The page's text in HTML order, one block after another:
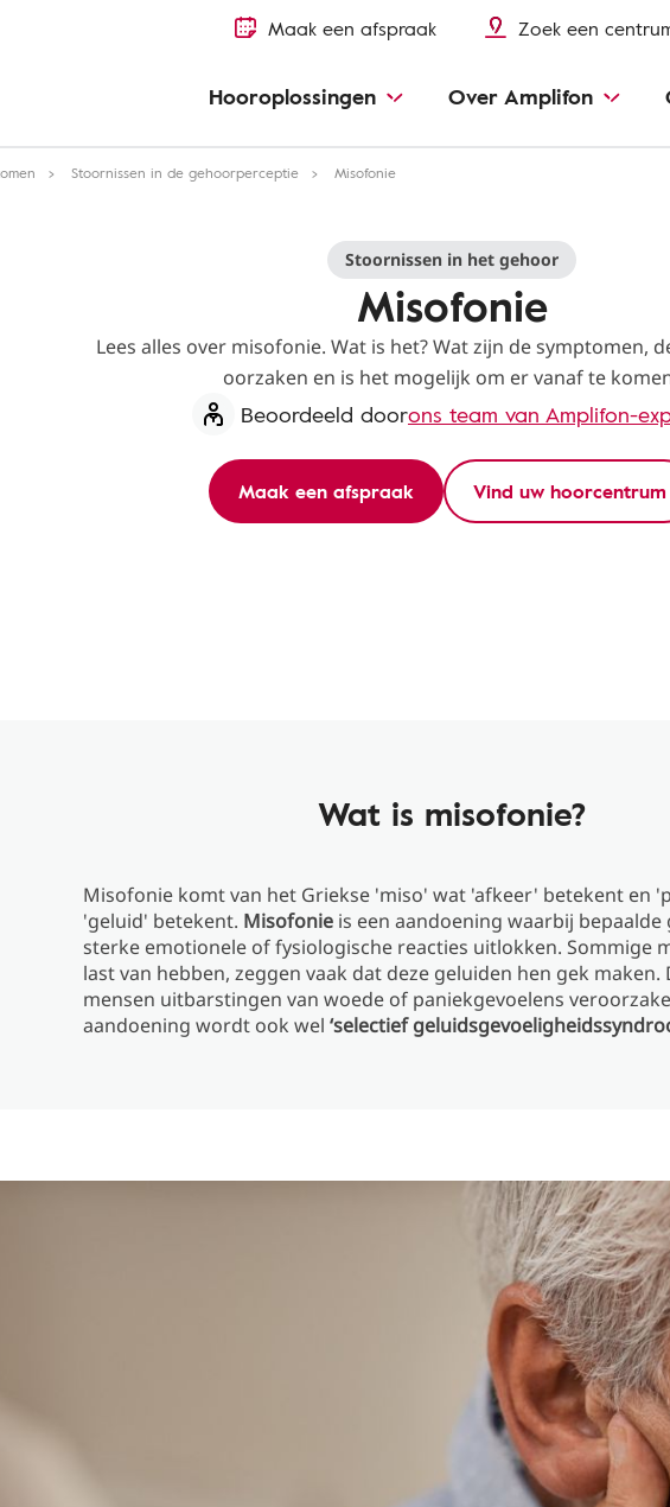
Maak een afspraak Zoek een
Hooroplossingen Over Amplifon
Stoornissen in de gehoorperceptie Misofonie
Stoornissen in het gehoor
Misofonie
Lees alles over misofonie. Wat is het? Wat zijn de symptomen,
oorzaken en is het mogelijk om er vanaf te
Beoordeeld doorons team van Amplifon-
Maak een afspraak Vind uw hoorcentrum
Wat is misofonie?
Misofonie komt van het Griekse 'miso' wat 'afkeer' betekent en
'geluid' betekent. Misofonie is een aandoening waarbij bepaalde
sterke emotionele of fysiologische reacties uitlokken. Sommige
last van hebben, zeggen vaak dat deze geluiden hen gek maken.
mensen uitbarstingen van woede of paniekgevoelens
aandoening wordt ook wel ‘selectief